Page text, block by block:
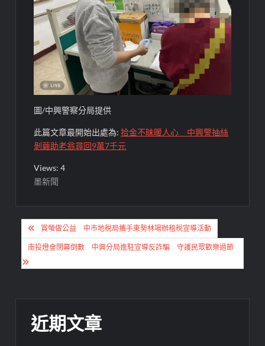
圖/中興警察分局提供
此篇文章最開始出處為:拾金不昧暖人心 中興警抽絲
剝繭助老翁尋回9萬7千元
Views: 4
墨新聞
文
章
導
賞螢做公益 中市地稅局攜手東勢林場辦租稅宣導活動
南投燈會閉幕倒數 中興分局進駐宣導反詐騙 守護民眾歡樂過節
近期文章